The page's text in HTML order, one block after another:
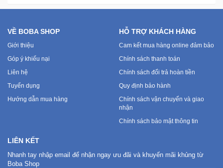
VỀ BOBA SHOP
Giới thiệu
Góp ý khiếu nại
Liên hệ
Tuyển dụng
Hướng dẫn mua hàng
HỖ TRỢ KHÁCH HÀNG
Cam kết mua hàng online đảm bảo
Chính sách thanh toán
Chính sách đổi trả hoàn tiền
Quy định bảo hành
Chính sách vận chuyển và giao
nhận
Chính sách bảo mật thông tin
LIÊN KẾT
Nhanh tay nhập email để nhận ngay ưu đãi và khuyến mãi khủng từ
Boba Shop